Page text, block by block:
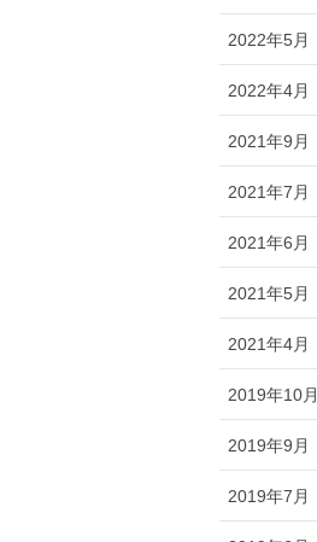
2022年5月
2022年4月
2021年9月
2021年7月
2021年6月
2021年5月
2021年4月
2019年10月
2019年9月
2019年7月